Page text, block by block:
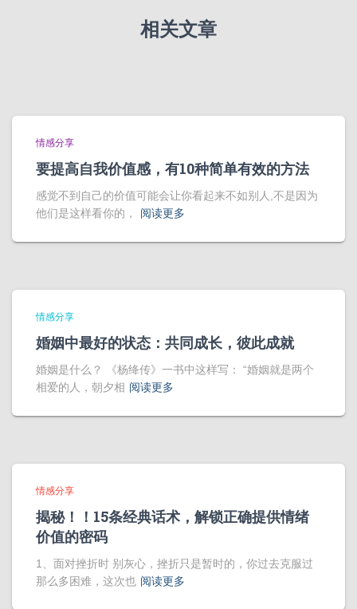
相关文章
情感分享
要提高自我价值感，有10种简单有效的方法
感觉不到自己的价值可能会让你看起来不如别人,不是因为
他们是这样看你的，
阅读更多
情感分享
婚姻中最好的状态：共同成长，彼此成就
婚姻是什么？ 《杨绛传》一书中这样写： “婚姻就是两个
相爱的人，朝夕相 阅读更多
情感分享
揭秘！！15条经典话术，解锁正确提供情绪
价值的密码
1、面对挫折时 别灰心，挫折只是暂时的，你过去克服过
那么多困难，这次也 阅读更多